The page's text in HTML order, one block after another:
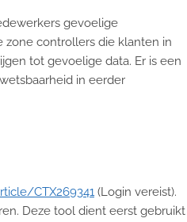
gevoelige
zone controllers die klanten in
tot gevoelige data. Er is een
in eerder
CTX269341 (Login vereist).
Deze tool dient eerst gebruikt